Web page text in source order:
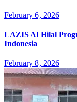
February 6, 2026
LAZIS Al Hilal
Indonesia
February 8, 2026